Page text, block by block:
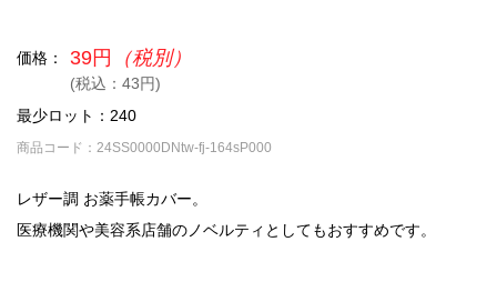
価格： 39円 （税別）
(税込：43円)
最少ロット：240
商品コード：24SS0000DNtw-fj-164sP000
レザー調 お薬手帳カバー。
医療機関や美容系店舗のノベルティとしてもおすすめです。